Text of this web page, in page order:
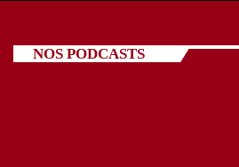
NOS PODCASTS